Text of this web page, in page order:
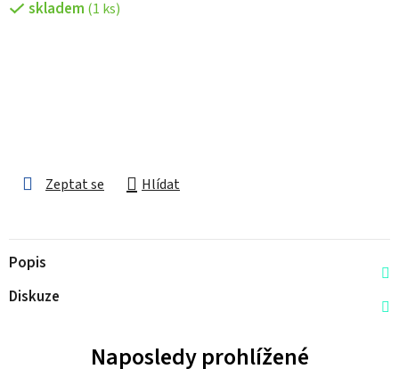
skladem (1 ks)
Zeptat se Hlídat
Popis
Diskuze
Naposledy prohlížené